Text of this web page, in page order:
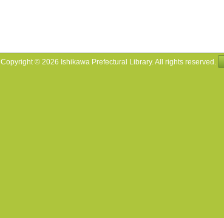
Copyright © 2026 Ishikawa Prefectural Library. All rights reserved.